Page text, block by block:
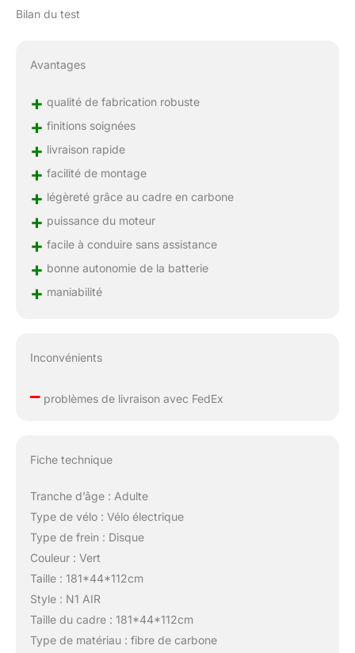
Bilan du test
Avantages
+ qualité de fabrication robuste
+ finitions soignées
+ livraison rapide
+ facilité de montage
+ légèreté grâce au cadre en carbone
+ puissance du moteur
+ facile à conduire sans assistance
+ bonne autonomie de la batterie
+ maniabilité
Inconvénients
–problèmes de livraison avec FedEx
Fiche technique
Tranche d’âge : Adulte
Type de vélo : Vélo électrique
Type de frein : Disque
Couleur : Vert
Taille : 181*44*112cm
Style : N1 AIR
Taille du cadre : 181*44*112cm
Type de matériau : fibre de carbone